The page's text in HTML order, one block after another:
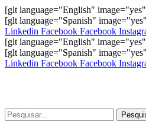
[glt language="English"
[glt language="Spanish"
Linkedin Facebook Facebook
[glt language="English"
[glt language="Spanish"
Linkedin Facebook Facebook